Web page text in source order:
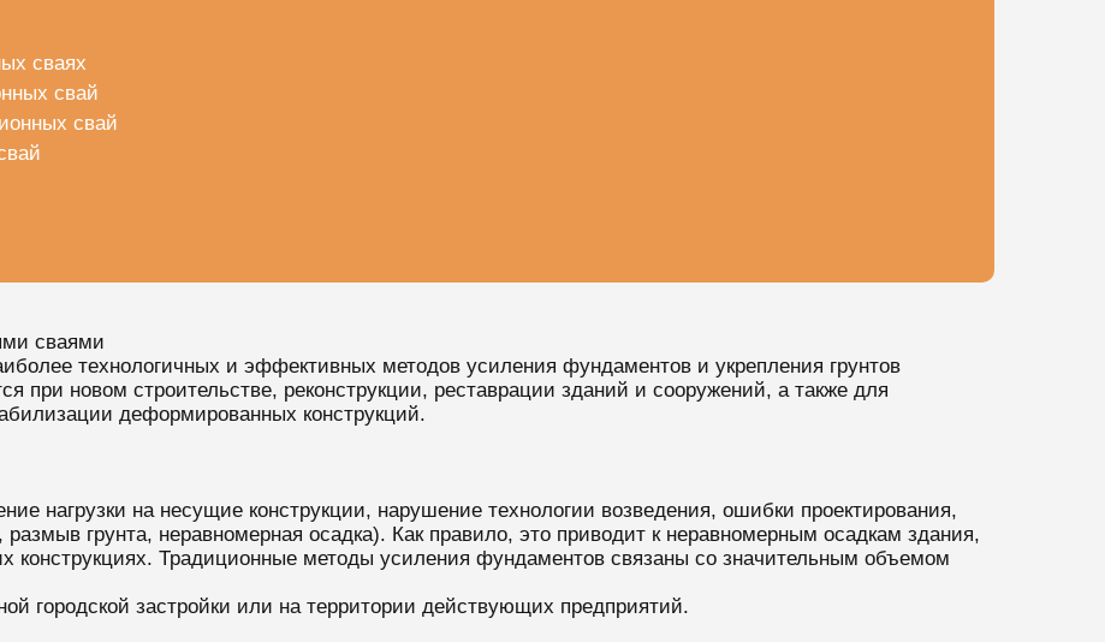
сваях
свай
свай
сваями
технологичных и эффективных методов усиления фундаментов и укрепления грунтов
при новом строительстве, реконструкции, реставрации зданий и сооружений, а также для
деформированных конструкций.
нагрузки на несущие конструкции, нарушение технологии возведения, ошибки проектирования,
грунта, неравномерная осадка). Как правило, это приводит к неравномерным осадкам здания,
конструкциях. Традиционные методы усиления фундаментов связаны со значительным объемом
городской застройки или на территории действующих предприятий.